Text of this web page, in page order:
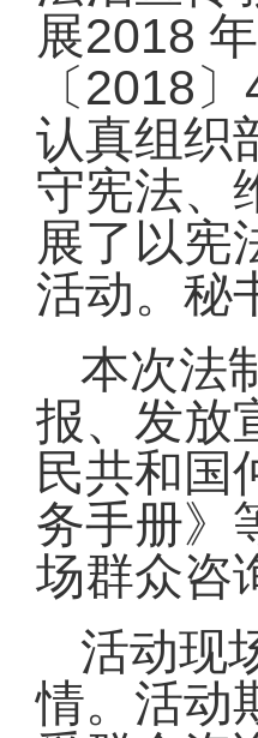
展2018
〔 2018 〕
认真组织
守宪法、
展了以宪
活动。秘
本次法
报、发放
民共和国
务手册》
场群众咨
活动现
情。活动